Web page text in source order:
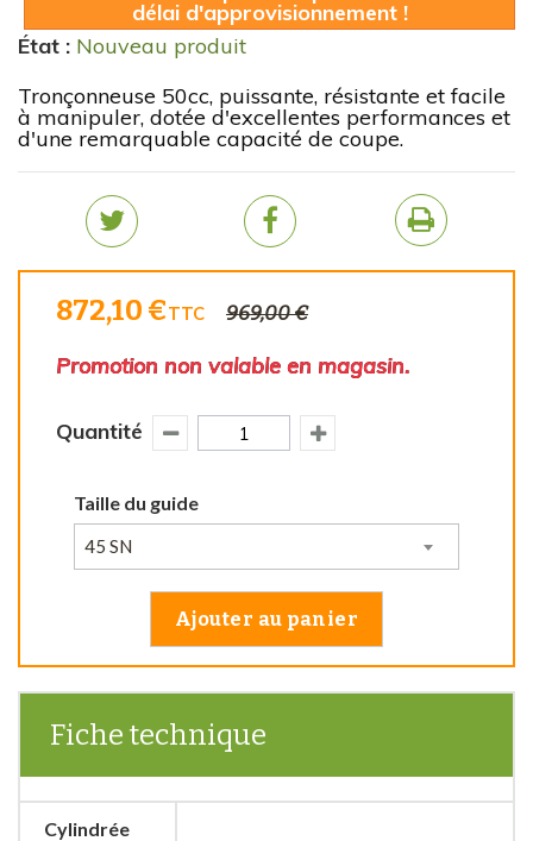
délai d'approvisionnement !
État : Nouveau produit
Tronçonneuse 50cc, puissante, résistante et facile
à manipuler, dotée d'excellentes performances et
d'une remarquable capacité de coupe.
872,10 €TTC 969,00 €
Promotion non valable en magasin.
Quantité
45 SN
Ajouter au panier
Fiche technique
Cylindrée